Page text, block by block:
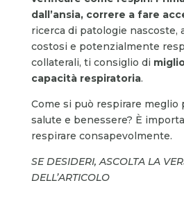
dall’ansia, correre a fare
ricerca di patologie nascoste,
costosi e potenzialmente
collaterali, ti consiglio di
capacità respiratoria.
Come si può respirare meglio
salute e benessere? È
respirare consapevolmente.
SE DESIDERI, ASCOLTA LA
DELL’ARTICOLO